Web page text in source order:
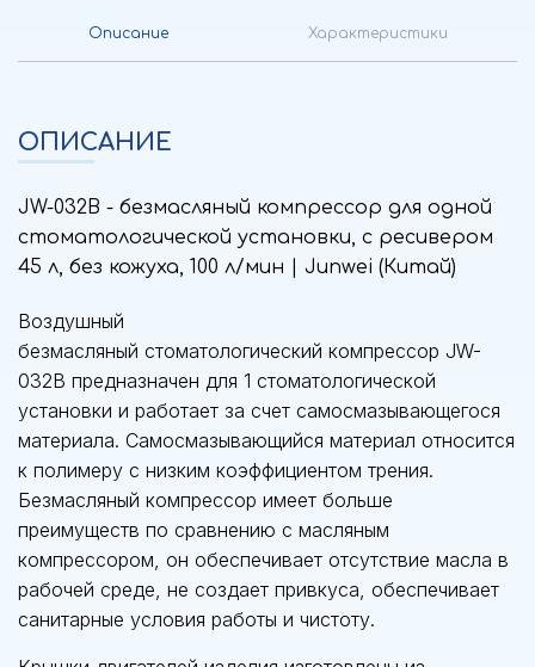
Описание Характеристики
ОПИСАНИЕ
JW-032B - безмасляный компрессор для одной
стоматологической установки, с ресивером
45 л, без кожуха, 100 л/мин | Junwei (Китай)
Воздушный
безмасляный стоматологический компрессор JW-
032B предназначен для 1 стоматологической
установки и работает за счет самосмазывающегося
материала. Самосмазывающийся материал относится
к полимеру с низким коэффициентом трения.
Безмасляный компрессор имеет больше
преимуществ по сравнению с масляным
компрессором, он обеспечивает отсутствие масла в
рабочей среде, не создает привкуса, обеспечивает
санитарные условия работы и чистоту.